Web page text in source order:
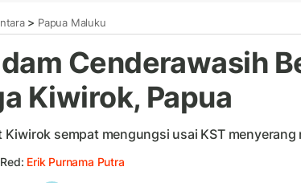
> Papua Maluku
Cenderawasih
Kiwirok, Papua
Kiwirok sempat mengungsi usai KST
Erik Purnama Putra